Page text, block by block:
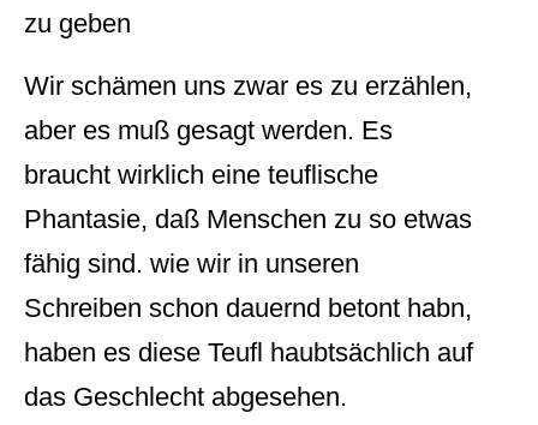
zu geben
Wir schämen uns zwar es zu erzählen,
aber es muß gesagt werden. Es
braucht wirklich eine teuflische
Phantasie, daß Menschen zu so etwas
fähig sind. wie wir in unseren
Schreiben schon dauernd betont habn,
haben es diese Teufl haubtsächlich auf
das Geschlecht abgesehen.